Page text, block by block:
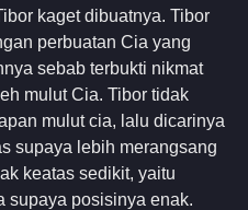
kaget dibuatnya. Tibor
perbuatan Cia yang
sebab terbukti nikmat
mulut Cia. Tibor tidak
mulut cia, lalu dicarinya
supaya lebih merangsang
keatas sedikit, yaitu
supaya posisinya enak.